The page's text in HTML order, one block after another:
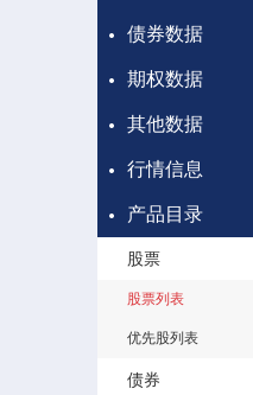
债券数据
期权数据
其他数据
行情信息
产品目录
股票
股票列表
优先股列表
债券